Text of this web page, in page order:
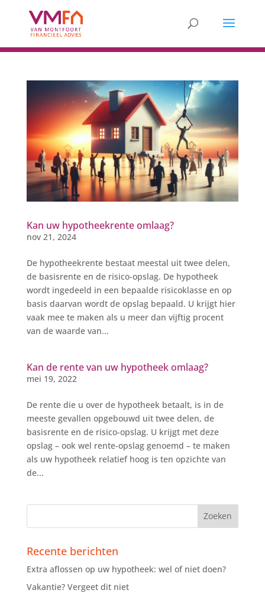
Kan uw hypotheekrente omlaag?
nov 21, 2024
De hypotheekrente bestaat meestal uit twee delen,
de basisrente en de risico-opslag. De hypotheek
wordt ingedeeld in een bepaalde risicoklasse en op
basis daarvan wordt de opslag bepaald. U krijgt hier
vaak mee te maken als u meer dan vijftig procent
van de waarde van...
Kan de rente van uw hypotheek omlaag?
mei 19, 2022
De rente die u over de hypotheek betaalt, is in de
meeste gevallen opgebouwd uit twee delen, de
basisrente en de risico-opslag. U krijgt met deze
opslag – ook wel rente-opslag genoemd – te maken
als uw hypotheek relatief hoog is ten opzichte van
de...
Recente berichten
Extra aflossen op uw hypotheek: wel of niet doen?
Vakantie? Vergeet dit niet